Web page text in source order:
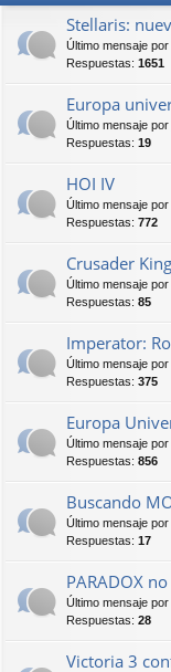
Stellaris:
Último mensaje por
Respuestas: 1651
Europa
Último mensaje por
Respuestas: 19
HOI IV
Último mensaje por
Respuestas: 772
Crusader
Último mensaje por
Respuestas: 85
Imperator:
Último mensaje por
Respuestas: 375
Europa
Último mensaje por
Respuestas: 856
Buscando
Último mensaje por
Respuestas: 17
PARADOX
Último mensaje por
Respuestas: 28
Victoria 3